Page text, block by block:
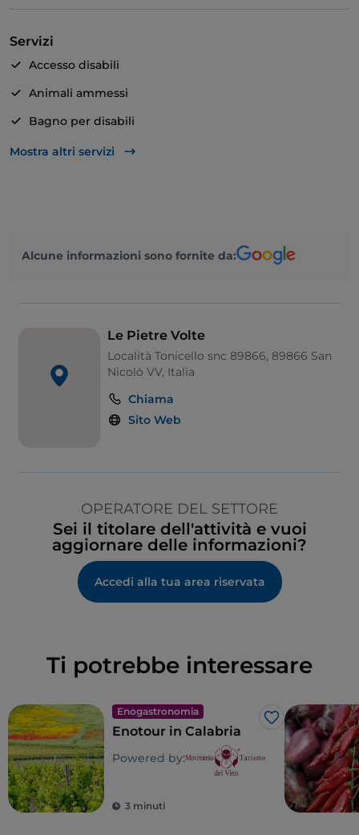
Servizi
Accesso disabili
Animali ammessi
Bagno per disabili
Cena con spettacolo
Sala da ballo
Mostra altri servizi
Alcune informazioni sono fornite da:
Le Pietre Volte
Località Tonicello snc 89866, 89866 San
Nicolò VV, Italia
Chiama
Sito Web
OPERATORE DEL SETTORE
Sei il titolare dell'attività e vuoi
aggiornare delle informazioni?
Accedi alla tua area riservata
Ti potrebbe interessare
Enogastronomia
Like
Enotour in Calabria
Powered by:
3 minuti